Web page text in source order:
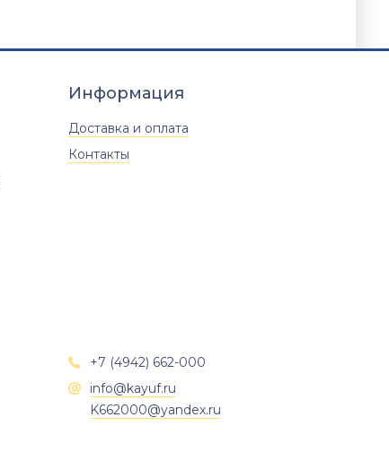
Информация
Доставка и оплата
Контакты
 +7 (4942) 662-000

info@kayuf.ru
K662000@yandex.ru